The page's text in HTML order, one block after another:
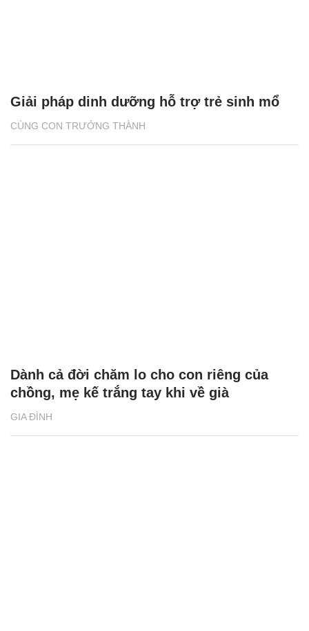
CÙNG CON TRƯỞNG THÀNH
Giải pháp dinh dưỡng hỗ trợ trẻ sinh mổ
GIA ĐÌNH
Dành cả đời chăm lo cho con riêng của
chồng, mẹ kế trắng tay khi về già